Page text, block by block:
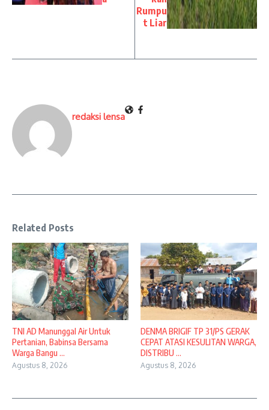
Rumpu
t Liar
redaksi lensa
Related Posts
TNI AD Manunggal Air Untuk
Pertanian, Babinsa Bersama
Warga Bangu ...
Agustus 8, 2026
DENMA BRIGIF TP 31/PS GERAK
CEPAT ATASI KESULITAN WARGA,
DISTRIBU ...
Agustus 8, 2026